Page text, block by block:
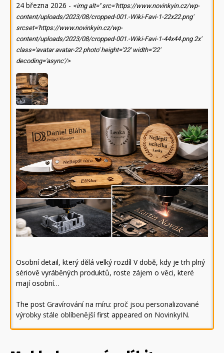
24 března 2026 - <img alt='' src='https://www.novinkyin.cz/wp-
content/uploads/2023/08/cropped-001.-Wiki-Favi-1-22x22.png'
srcset='https://www.novinkyin.cz/wp-
content/uploads/2023/08/cropped-001.-Wiki-Favi-1-44x44.png 2x'
class='avatar avatar-22 photo' height='22' width='22'
decoding='async'/>
Osobní detail, který dělá velký rozdíl V době, kdy je trh plný
sériově vyráběných produktů, roste zájem o věci, které
mají osobní…
The post Gravírování na míru: proč jsou personalizované
výrobky stále oblíbenějšífirst appeared on NovinkyIN.